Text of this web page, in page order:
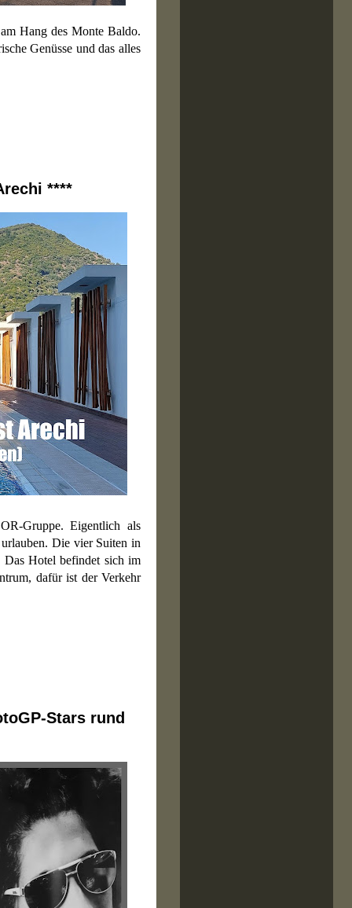
Hang des Monte Baldo.
Genüsse und das alles
****
Gruppe. Eigentlich als
Die vier Suiten in
Das Hotel befindet sich im
dafür ist der Verkehr
Stars rund